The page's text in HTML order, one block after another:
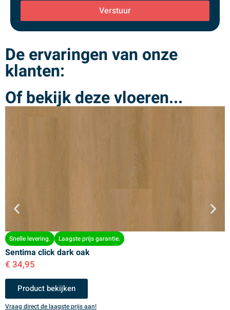
Verstuur
De ervaringen van onze
klanten:
Of bekijk deze vloeren...
Snelle levering. Laagste prijs garantie.
Sentima click dark oak
€ 34,95
Product bekijken
Vraag direct de laagste prijs aan!